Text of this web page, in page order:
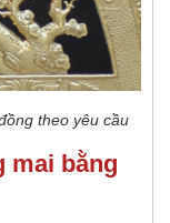
theo yêu cầu
mai bằng